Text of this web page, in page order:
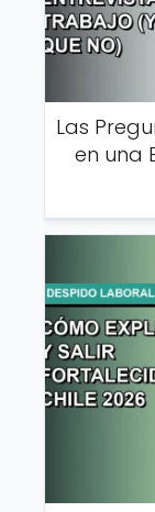
Las
en una